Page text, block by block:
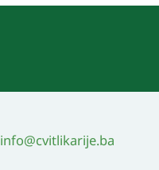
info@cvitlikarije.ba